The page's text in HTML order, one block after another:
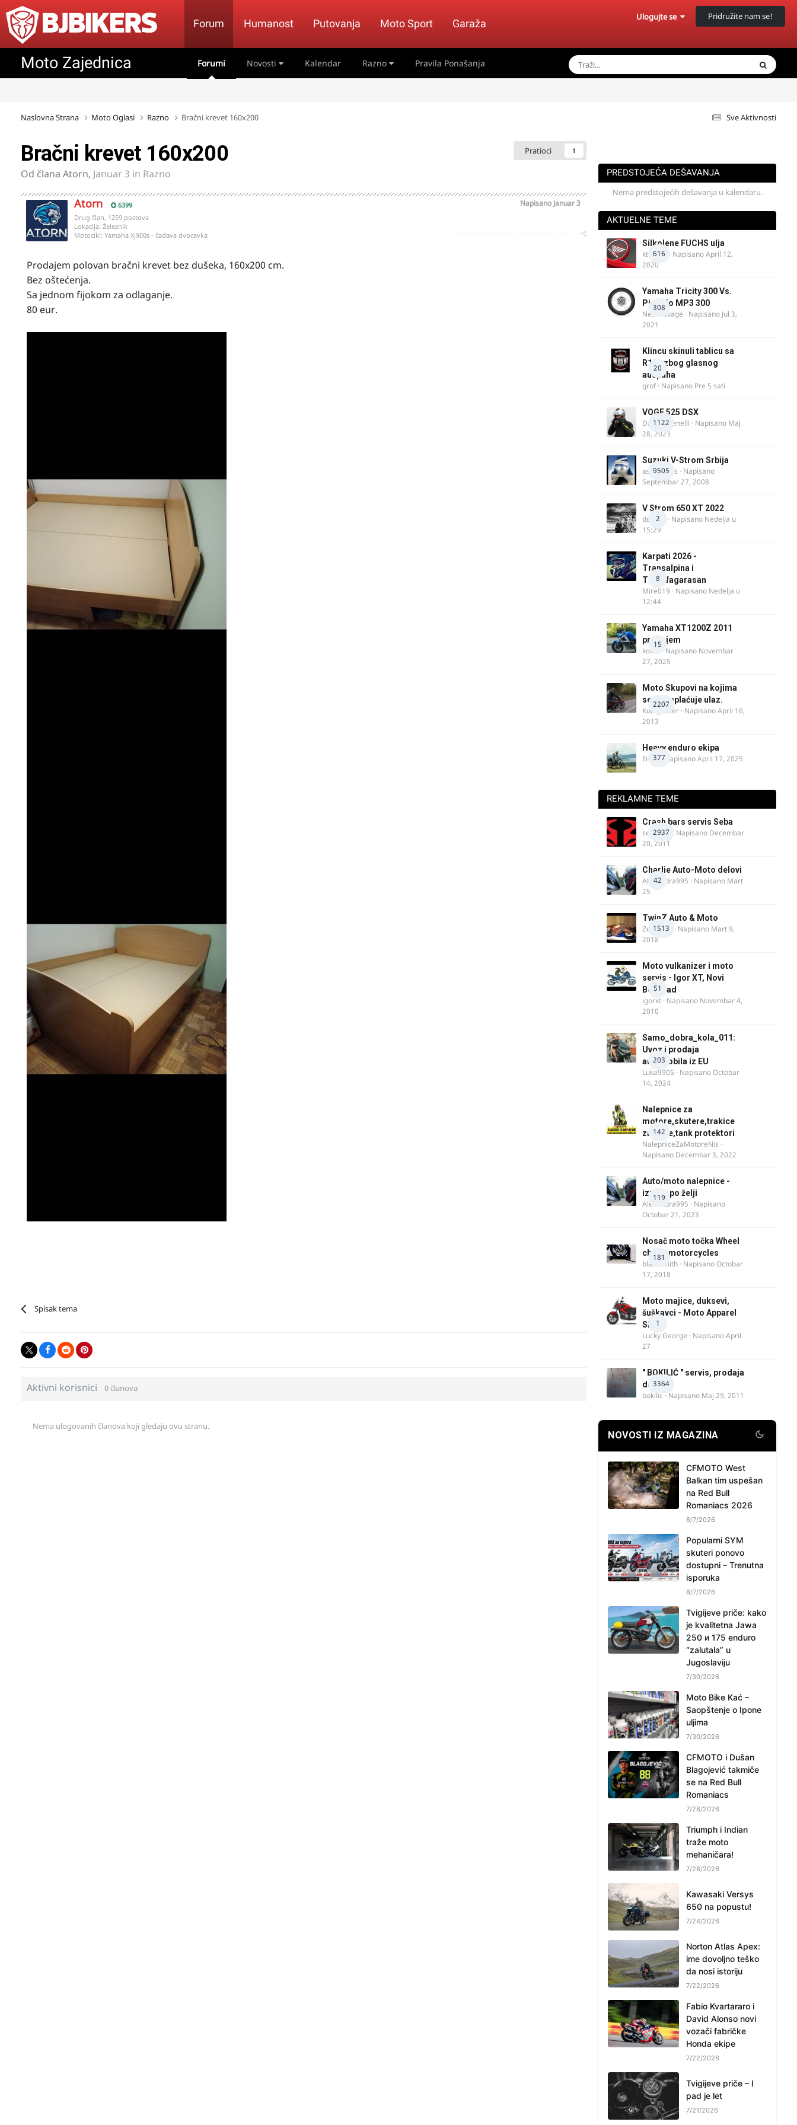
Forum Humanost Putovanja Moto Sport Garaža
Ulogujte se Pridružite nam se!
Moto Zajednica Forumi Novosti Kalendar Razno Pravila Ponašanja
Sve Aktivnosti
Naslovna Strana Moto Oglasi Razno Bračni krevet 160x200
Pratioci 1
Bračni krevet 160x200
Od člana Atorn, Januar 3 in Razno
Atorn 6399 Napisano Januar 3
Drug član, 1259 postova
Lokacija: Železnik
Motocikl: Yamaha Xj900s - čađava dvocevka
Prodajem polovan bračni krevet bez dušeka, 160x200 cm.
Bez oštećenja.
Sa jednom fijokom za odlaganje.
80 eur.
Spisak tema
Aktivni korisnici 0 članova
Nema ulogovanih članova koji gledaju ovu stranu.
PREDSTOJEĆA DEŠAVANJA
Nema predstojećih dešavanja u kalendaru.
AKTUELNE TEME
616
Silkolene FUCHS ulja
ktm600 · NapisanoApril 12,
2020
308
Yamaha Tricity 300 Vs.
Piaggio MP3 300
Nesasavage · Napisano Jul 3,
2021
20
Klincu skinuli tablicu sa
R125 zbog glasnog
auspuha
grof· Napisano Pre 5 sati
1122
VOGE 525 DSX
DraganBenelli · Napisano Maj
28, 2023
9505
Suzuki V-Strom Srbija
aspirinikus · Napisano
Septembar 27, 2008
2
V Strom 650 XT 2022
ducans · Napisano Nedelja u
15:29
8
Karpati 2026 -
Transalpina i
Transfagarasan
Mire019 · Napisano Nedelja u
12:44
15
Yamaha XT1200Z 2011
prodajem
kokot · Napisano Novembar
27, 2025
2207
Moto Skupovi na kojima
se ne naplaćuje ulaz.
Kum_Mixer · NapisanoApril 16,
2013
377
Heavy enduro ekipa
živke· NapisanoApril 17, 2025
REKLAMNE TEME
2937
Crash bars servis Seba
seba011 · Napisano Decembar
20, 2011
42
Charlie Auto-Moto delovi
Alexandra995 · Napisano Mart
25
1513
TwinZ Auto & Moto
Zeljkamp · Napisano Mart 9,
2018
51
Moto vulkanizer i moto
servis - Igor XT, Novi
Beograd
igorxt · Napisano Novembar 4,
2010
203
Samo_dobra_kola_011:
Uvoz i prodaja
automobila iz EU
Luka9905 · NapisanoOctobar
14, 2024
142
Nalepnice za
motore,skutere,trakice
za felne,tank protektori
NalepniceZaMotoreNis ·
Napisano Decembar 3, 2022
119
Auto/moto nalepnice -
izrada po želji
Alexandra995 · Napisano
Octobar 21, 2023
181
Nosač moto točka Wheel
chock motorcycles
blacksmith · NapisanoOctobar
17, 2018
1
Moto majice, duksevi,
šuškavci - Moto Apparel
SRB
Lucky George · NapisanoApril
27
3364
" BOKILIĆ " servis, prodaja
delova
bokilic · Napisano Maj 29, 2011
NOVOSTI IZ MAGAZINA
CFMOTO West
Balkan tim uspešan
na Red Bull
Romaniacs 2026
8/7/2026
Popularni SYM
skuteri ponovo
dostupni – Trenutna
isporuka
8/7/2026
Tvigijeve priče: kako
je kvalitetna Jawa
250 и 175 enduro
“zalutala” u
Jugoslaviju
7/30/2026
Moto Bike Kać –
Saopštenje o Ipone
uljima
7/30/2026
CFMOTO i Dušan
Blagojević takmiče
se na Red Bull
Romaniacs
7/28/2026
Triumph i Indian
traže moto
mehaničara!
7/28/2026
Kawasaki Versys
650 na popustu!
7/24/2026
Norton Atlas Apex:
ime dovoljno teško
da nosi istoriju
7/22/2026
Fabio Kvartararo i
David Alonso novi
vozači fabričke
Honda ekipe
7/22/2026
Tvigijeve priče – I
pad je let
7/21/2026